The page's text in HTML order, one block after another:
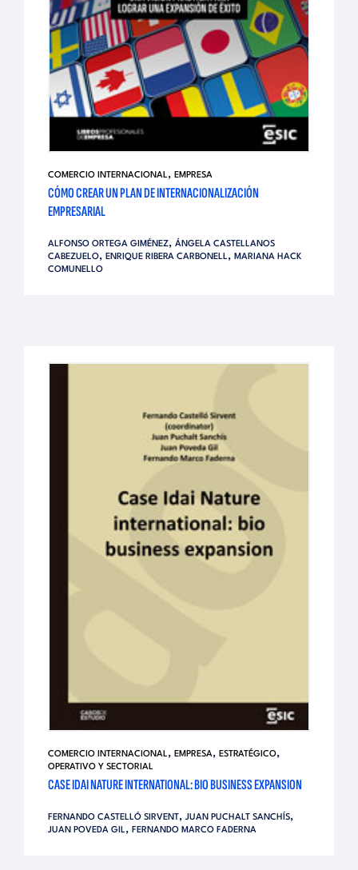
COMERCIO INTERNACIONAL, EMPRESA
CÓMO CREAR UN PLAN DE INTERNACIONALIZACIÓN
EMPRESARIAL
ALFONSO ORTEGA GIMÉNEZ, ÁNGELA CASTELLANOS
CABEZUELO, ENRIQUE RIBERA CARBONELL, MARIANA HACK
COMUNELLO
COMERCIO INTERNACIONAL, EMPRESA, ESTRATÉGICO,
OPERATIVO Y SECTORIAL
CASE IDAI NATURE INTERNATIONAL: BIO BUSINESS EXPANSION
FERNANDO CASTELLÓ SIRVENT, JUAN PUCHALT SANCHÍS,
JUAN POVEDA GIL, FERNANDO MARCO FADERNA